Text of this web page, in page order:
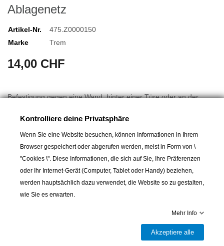
Ablagenetz
Artikel-Nr.
475.Z0000150
Marke
Trem
14,00 CHF
Befestigung gegen eine Wand, hinter einer Türe oder an der
In den Warenkorb
Kontrolliere deine Privatsphäre
Wenn Sie eine Website besuchen, können Informationen in Ihrem
Browser gespeichert oder abgerufen werden, meist in Form von \
"Cookies \". Diese Informationen, die sich auf Sie, Ihre Präferenzen
oder Ihr Internet-Gerät (Computer, Tablet oder Handy) beziehen,
werden hauptsächlich dazu verwendet, die Website so zu gestalten,
wie Sie es erwarten.
Mehr Info
Akzeptiere alle